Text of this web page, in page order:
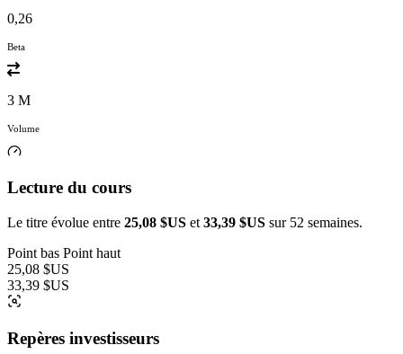
0,26
Beta
3 M
Volume
Lecture du cours
Le titre évolue entre 25,08 $US et 33,39 $US sur 52 semaines.
Point bas Point haut
25,08 $US
33,39 $US
Repères investisseurs